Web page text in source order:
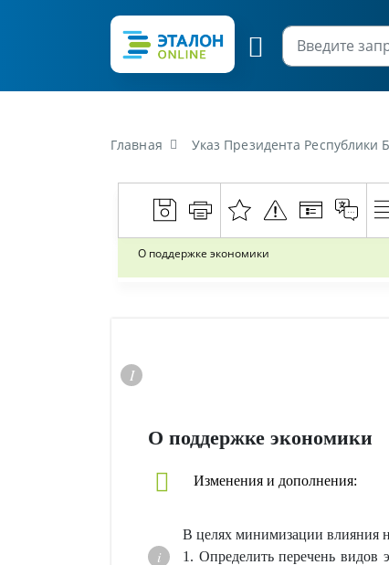
Главная Указ Президента Республики
О поддержке экономики
О поддержке экономики
Изменения и дополнения:
В целях минимизации влияния
1. Определить перечень видов